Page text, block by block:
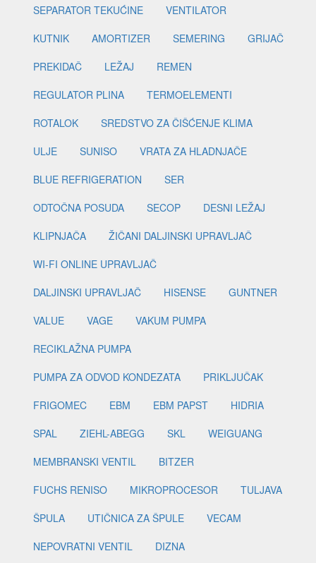
SEPARATOR TEKUĆINE
VENTILATOR
KUTNIK
AMORTIZER SEMERING
GRIJAČ
PREKIDAČ
LEŽAJ
REMEN
REGULATOR PLINA
TERMOELEMENTI
ROTALOK
SREDSTVO ZA ČIŠĆENJE KLIMA
ULJE
SUNISO
VRATA ZA HLADNJAČE
BLUE REFRIGERATION
SER
ODTOČNA POSUDA
SECOP
DESNI LEŽAJ
KLIPNJAČA
ŽIČANI DALJINSKI UPRAVLJAČ
WI-FI ONLINE UPRAVLJAČ
DALJINSKI UPRAVLJAČ
HISENSE
GUNTNER
VALUE
VAGE
VAKUM PUMPA
RECIKLAŽNA PUMPA
PUMPA ZA ODVOD KONDEZATA
PRIKLJUČAK
FRIGOMEC
EBM EBM PAPST
HIDRIA
SPAL
ZIEHL-ABEGG SKL
WEIGUANG
MEMBRANSKI VENTIL
BITZER
FUCHS RENISO
MIKROPROCESOR
TULJAVA
ŠPULA
UTIČNICA ZA ŠPULE
VECAM
NEPOVRATNI VENTIL
DIZNA